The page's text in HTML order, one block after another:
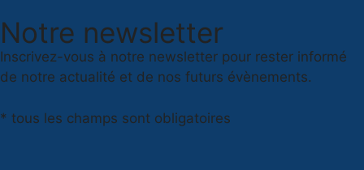
Notre newsletter
Inscrivez-vous à notre newsletter pour rester informé
de notre actualité et de nos futurs évènements.
* tous les champs sont obligatoires